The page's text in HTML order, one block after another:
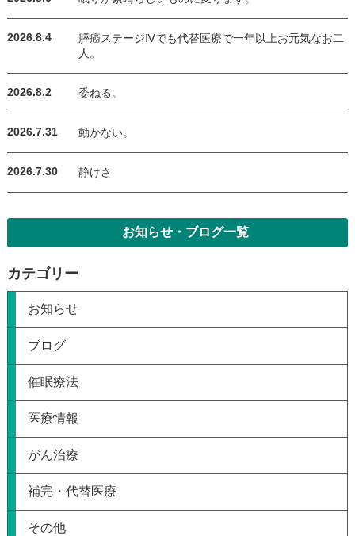
2026.8.4
膵癌ステージⅣでも代替医療で一年以上お元気なお二
人。
2026.8.2 委ねる。
2026.7.31 動かない。
2026.7.30 静けさ
お知らせ・ブログ一覧
カテゴリー
お知らせ
ブログ
催眠療法
医療情報
がん治療
補完・代替医療
その他